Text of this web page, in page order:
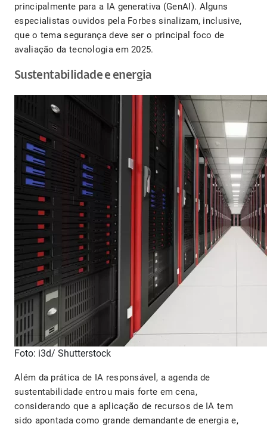
principalmente para a IA generativa (GenAI). Alguns
especialistas ouvidos pela Forbes sinalizam, inclusive,
que o tema segurança deve ser o principal foco de
avaliação da tecnologia em 2025.
Sustentabilidade e energia
Foto: i3d/ Shutterstock
Além da prática de IA responsável, a agenda de
sustentabilidade entrou mais forte em cena,
considerando que a aplicação de recursos de IA tem
sido apontada como grande demandante de energia e,